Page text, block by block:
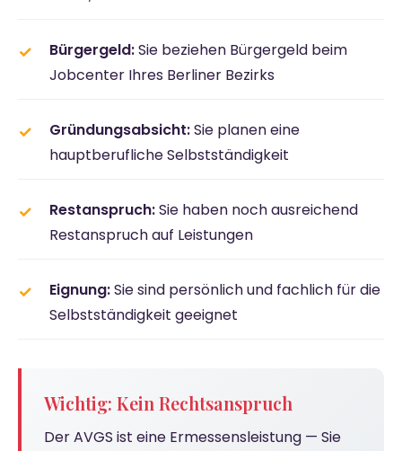
Bürgergeld:Sie beziehen Bürgergeld beim
Jobcenter Ihres Berliner Bezirks
Gründungsabsicht:Sie planen eine
hauptberufliche Selbstständigkeit
Restanspruch:Sie haben noch ausreichend
Restanspruch auf Leistungen
Eignung:Sie sind persönlich und fachlich für die
Selbstständigkeit geeignet
Wichtig: Kein Rechtsanspruch
Der AVGS ist eine Ermessensleistung — Sie